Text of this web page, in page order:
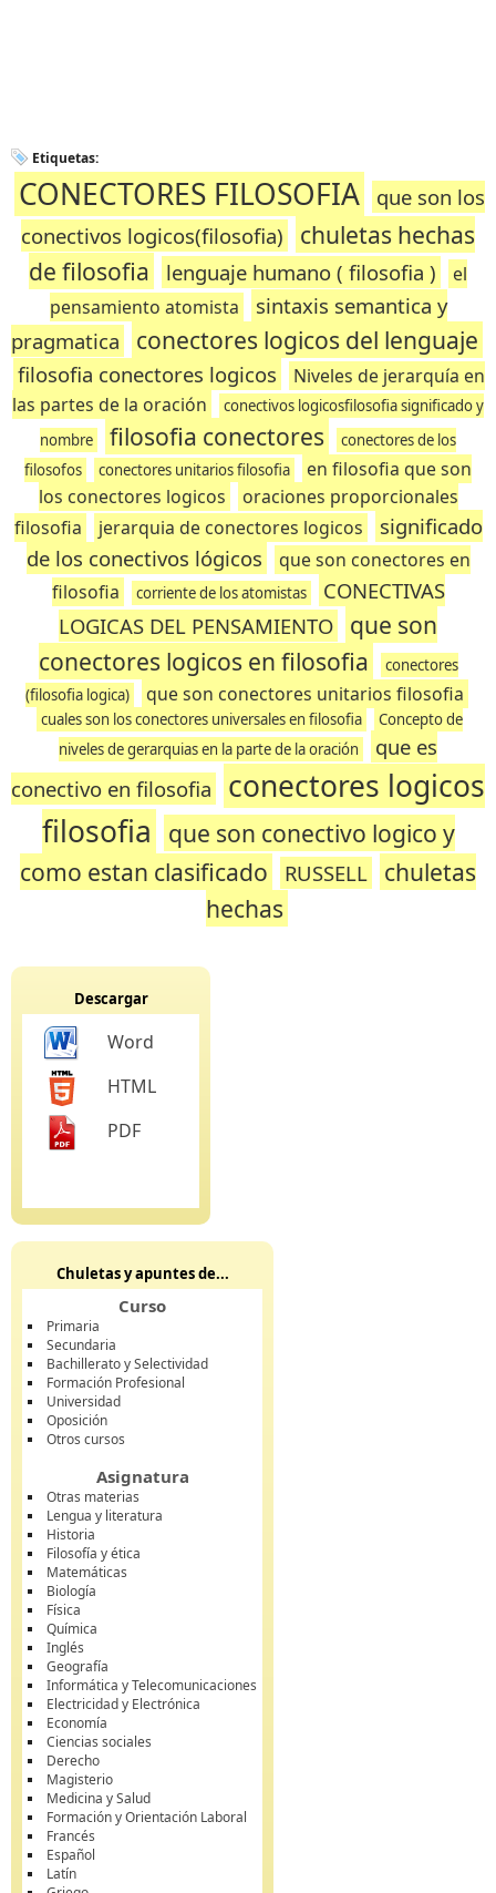
Etiquetas:
CONECTORES FILOSOFIA
que son los
conectivos logicos(filosofia)
chuletas hechas
de filosofia
lenguaje humano ( filosofia )
el
pensamiento atomista
sintaxis semantica y
pragmatica
conectores logicos del lenguaje
filosofia conectores logicos
Niveles de jerarquía en
las partes de la oración
conectivos logicosfilosofia significado y
nombre
filosofia conectores
conectores de los
filosofos
conectores unitarios filosofia
en filosofia que son
los conectores logicos
oraciones proporcionales
filosofia
jerarquia de conectores logicos
significado
de los conectivos lógicos
que son conectores en
filosofia
corriente de los atomistas
CONECTIVAS
LOGICAS DEL PENSAMIENTO
que son
conectores logicos en filosofia
conectores
(filosofia logica)
que son conectores unitarios filosofia
cuales son los conectores universales en filosofia
Concepto de
niveles de gerarquias en la parte de la oración
que es
conectivo en filosofia
conectores logicos
filosofia
que son conectivo logico y
como estan clasificado
RUSSELL
chuletas
hechas
Descargar
Word
HTML
PDF
Chuletas y apuntes de...
Curso
Primaria
Secundaria
Bachillerato y Selectividad
Formación Profesional
Universidad
Oposición
Otros cursos
Asignatura
Otras materias
Lengua y literatura
Historia
Filosofía y ética
Matemáticas
Biología
Física
Química
Inglés
Geografía
Informática y Telecomunicaciones
Electricidad y Electrónica
Economía
Ciencias sociales
Derecho
Magisterio
Medicina y Salud
Formación y Orientación Laboral
Francés
Español
Latín